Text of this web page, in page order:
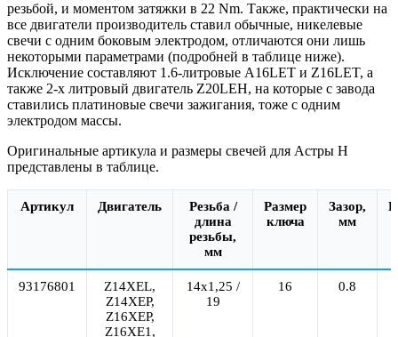
резьбой, и моментом затяжки в 22 Nm. Также, практически на
все двигатели производитель ставил обычные, никелевые
свечи с одним боковым электродом, отличаются они лишь
некоторыми параметрами (подробней в таблице ниже).
Исключение составляют 1.6-литровые A16LET и Z16LET, а
также 2-х литровый двигатель Z20LEH, на которые с завода
ставились платиновые свечи зажигания, тоже с одним
электродом массы.
Оригинальные артикула и размеры свечей для Астры H
представлены в таблице.
Артикул Двигатель
Резьба /
длина
резьбы,
мм
Размер
ключа
Зазор,
мм
93176801
Z14XEL,
Z14XEP,
Z16XEP,
Z16XE1,
14x1,25 /
19
16 0.8